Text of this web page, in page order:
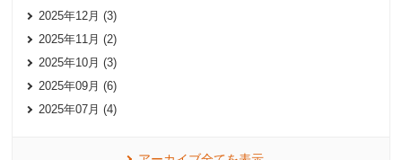
2025年12月 (3)
2025年11月 (2)
2025年10月 (3)
2025年09月 (6)
2025年07月 (4)